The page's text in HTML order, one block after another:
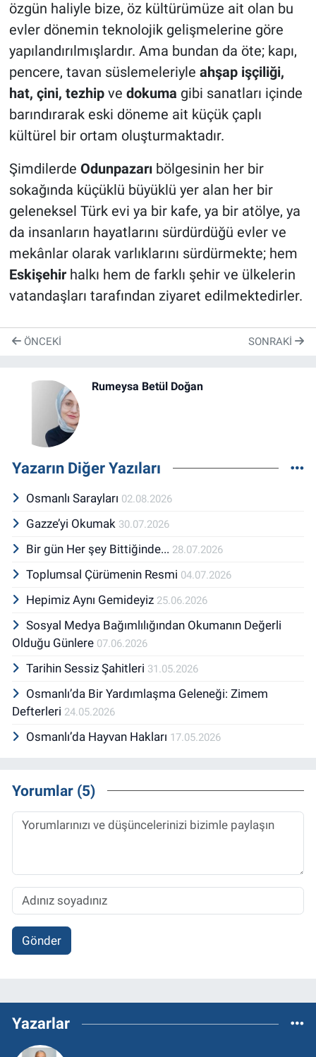
özgün haliyle bize, öz kültürümüze ait olan bu
evler dönemin teknolojik gelişmelerine göre
yapılandırılmışlardır. Ama bundan da öte; kapı,
pencere, tavan süslemeleriyle ahşap işçiliği,
hat, çini, tezhipve dokuma gibi sanatları içinde
barındırarak eski döneme ait küçük çaplı
kültürel bir ortam oluşturmaktadır.
Şimdilerde Odunpazarıbölgesinin her bir
sokağında küçüklü büyüklü yer alan her bir
geleneksel Türk evi ya bir kafe, ya bir atölye, ya
da insanların hayatlarını sürdürdüğü evler ve
mekânlar olarak varlıklarını sürdürmekte; hem
Eskişehirhalkı hem de farklı şehir ve ülkelerin
vatandaşları tarafından ziyaret edilmektedirler.
ÖNCEKI SONRAKI
Rumeysa Betül Doğan
Yazarın Diğer Yazıları
Osmanlı Sarayları 02.08.2026
Gazze’yi Okumak 30.07.2026
Bir gün Her şey Bittiğinde... 28.07.2026
Toplumsal Çürümenin Resmi 04.07.2026
Hepimiz Aynı Gemideyiz 25.06.2026
Sosyal Medya Bağımlılığından Okumanın Değerli
Olduğu Günlere 07.06.2026
Tarihin Sessiz Şahitleri 31.05.2026
Osmanlı’da Bir Yardımlaşma Geleneği: Zimem
Defterleri 24.05.2026
Osmanlı’da Hayvan Hakları 17.05.2026
Yorumlar (5)
Gönder
Yazarlar